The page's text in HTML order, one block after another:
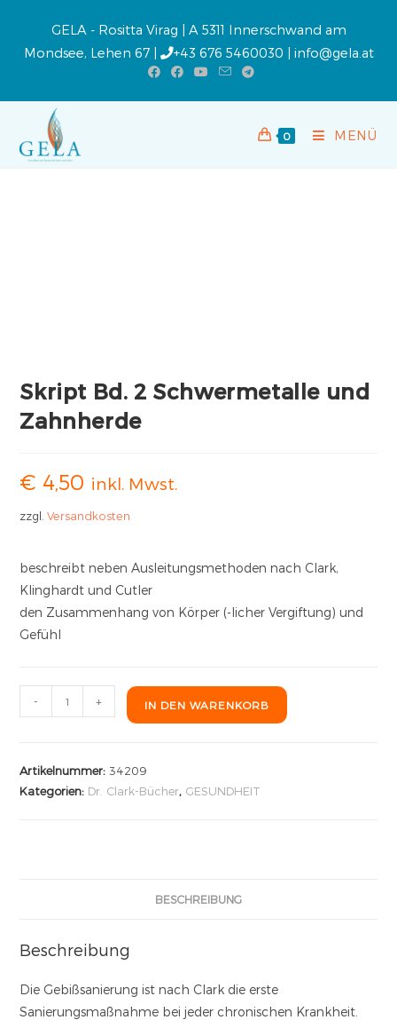
GELA - Rositta Virag | A 5311 Innerschwand am
Mondsee, Lehen 67 |
+43 676 5460030 | info@gela.at
0 MENÜ
Skript Bd. 2 Schwermetalle und
Zahnherde
€ 4,50 inkl. Mwst.
zzgl.Versandkosten
beschreibt neben Ausleitungsmethoden nach Clark,
Klinghardt und Cutler
den Zusammenhang von Körper (-licher Vergiftung) und
Gefühl
- + IN DEN WARENKORB
Artikelnummer: 34209
Kategorien: Dr. Clark-Bücher, GESUNDHEIT
BESCHREIBUNG
Beschreibung
Die Gebißsanierung ist nach Clark die erste
Sanierungsmaßnahme bei jeder chronischen Krankheit.